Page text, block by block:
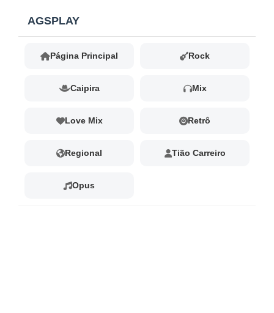
AGSPLAY
Página Principal Rock
Caipira Mix
Love Mix Retrô
Regional Tião Carreiro
Opus